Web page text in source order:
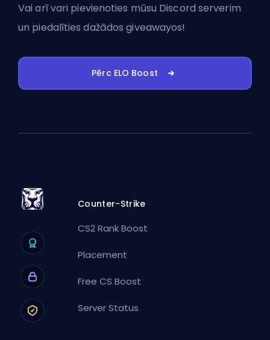
Vai arī vari pievienoties mūsu Discord serverim
un piedalīties dažādos giveawayos!
Pērc ELO Boost
Counter-Strike
CS2 Rank Boost
Placement
Free CS Boost
Server Status